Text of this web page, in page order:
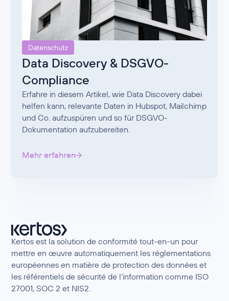
Datenschutz
Data Discovery & DSGVO-
Compliance
Erfahre in diesem Artikel, wie Data Discovery dabei
helfen kann, relevante Daten in Hubspot, Mailchimp
und Co. aufzuspüren und so für DSGVO-
Dokumentation aufzubereiten.
Mehr erfahren
Kertos est la solution de conformité tout-en-un pour
mettre en œuvre automatiquement les réglementations
européennes en matière de protection des données et
les référentiels de sécurité de l’information comme ISO
27001, SOC 2 et NIS2.